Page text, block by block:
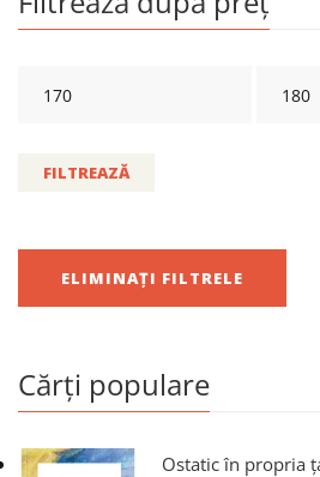
FILTREAZĂ
ELIMINAȚI FILTRELE
Cărți populare
Ostatic în propria